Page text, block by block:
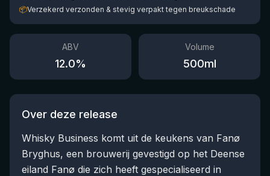
📦Verzekerd verzonden & stevig verpakt tegen breukschade
ABV
12.0%
Volume
500ml
Over deze release
Whisky Business komt uit de keukens van Fanø
Bryghus, een brouwerij gevestigd op het Deense
eiland Fanø die zich heeft gespecialiseerd in